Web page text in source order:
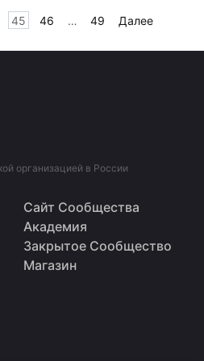
45 46 … 49 Далее
организацией в России
Сайт Сообщества
Академия
Закрытое Сообщество
Магазин